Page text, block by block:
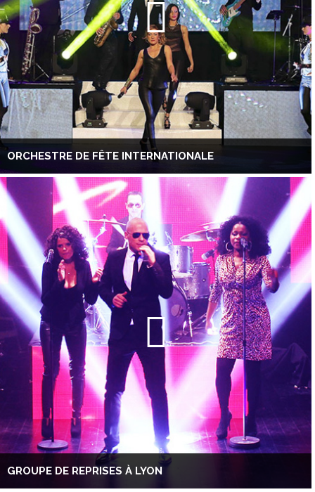
ORCHESTRE DE FÊTE INTERNATIONALE
GROUPE DE REPRISES À LYON